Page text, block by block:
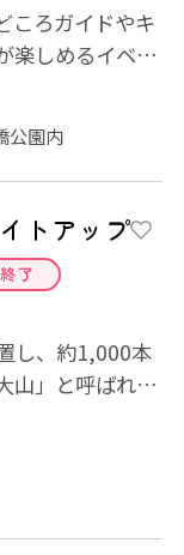
ころガイドやキ
楽しめるイベン
29日(...
公園内
トアップ
了
し、約1,000本
山」と呼ばれて
間中は...